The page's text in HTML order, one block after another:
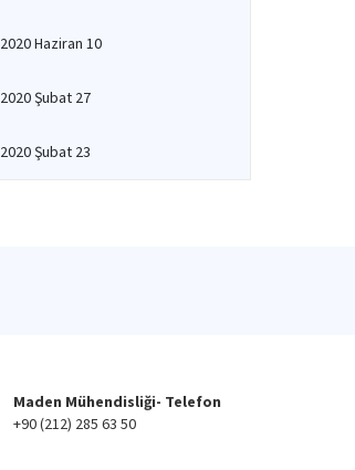
2020 Haziran 10
2020 Şubat 27
2020 Şubat 23
Maden Mühendisliği- Telefon
+90 (212) 285 63 50